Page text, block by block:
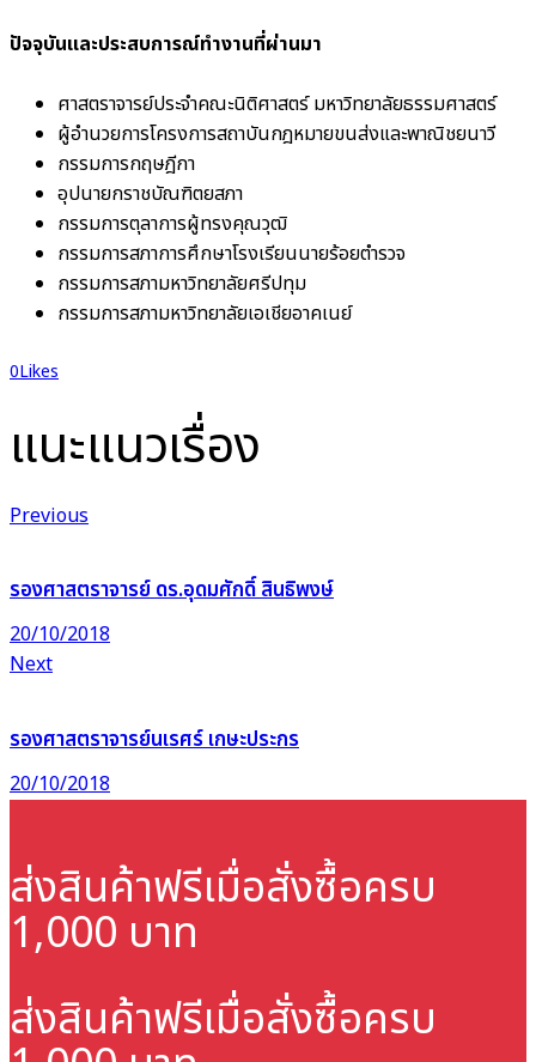
ปัจจุบันและประสบการณ์ทำงานที่ผ่านมา
ศาสตราจารย์ประจำคณะนิติศาสตร์ มหาวิทยาลัยธรรมศาสตร์
ผู้อำนวยการโครงการสถาบันกฎหมายขนส่งและพาณิชยนาวี
กรรมการกฤษฎีกา
อุปนายกราชบัณฑิตยสภา
กรรมการตุลาการผู้ทรงคุณวุฒิ
กรรมการสภาการศึกษาโรงเรียนนายร้อยตำรวจ
กรรมการสภามหาวิทยาลัยศรีปทุม
กรรมการสภามหาวิทยาลัยเอเชียอาคเนย์
0Likes
แนะแนวเรื่อง
Previous
รองศาสตราจารย์ ดร.อุดมศักดิ์ สินธิพงษ์
20/10/2018
Next
รองศาสตราจารย์นเรศร์ เกษะประกร
20/10/2018
ส่งสินค้าฟรีเมื่อสั่งซื้อครบ
1,000 บาท
ส่งสินค้าฟรีเมื่อสั่งซื้อครบ